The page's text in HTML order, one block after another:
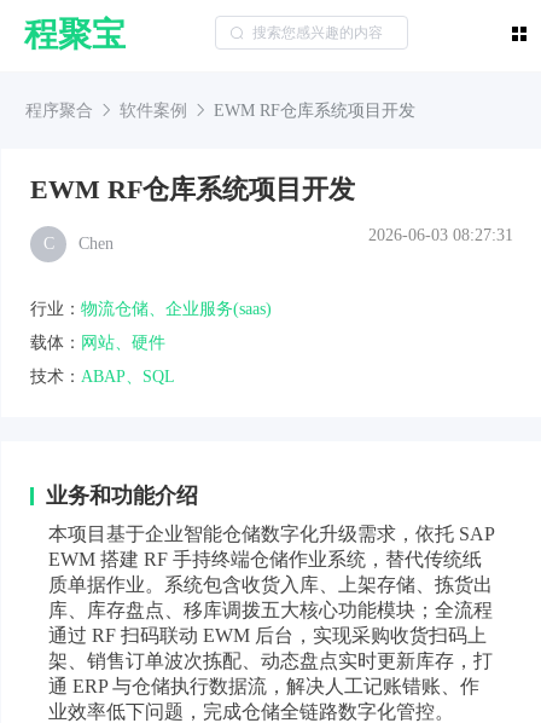
程聚宝
程序聚合 软件案例 EWM RF仓库系统项目开发
EWM RF仓库系统项目开发
C Chen 2026-06-03 08:27:31
行业： 物流仓储、企业服务(saas)
载体： 网站、硬件
技术： ABAP、SQL
业务和功能介绍
本项目基于企业智能仓储数字化升级需求，依托 SAP
EWM 搭建 RF 手持终端仓储作业系统，替代传统纸
质单据作业。系统包含收货入库、上架存储、拣货出
库、库存盘点、移库调拨五大核心功能模块；全流程
通过 RF 扫码联动 EWM 后台，实现采购收货扫码上
架、销售订单波次拣配、动态盘点实时更新库存，打
通 ERP 与仓储执行数据流，解决人工记账错账、作
业效率低下问题，完成仓储全链路数字化管控。